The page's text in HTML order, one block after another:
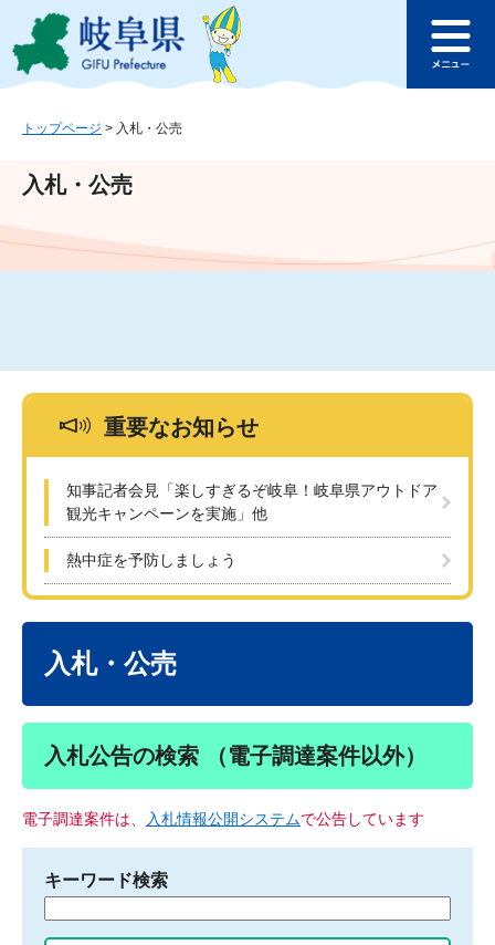
ジ
ュ
文
このページの本文へ
ュ
トップページ > 入札・公売
入札・公売
重要なお知らせ
知事記者会見「楽しすぎるぞ岐阜！岐阜県アウトドア
観光キャンペーンを実施」他
熱中症を予防しましょう
入札・公売
入札公告の検索 （電子調達案件以外）
電子調達案件は、 入札情報公開システムで公告しています
キーワード検索